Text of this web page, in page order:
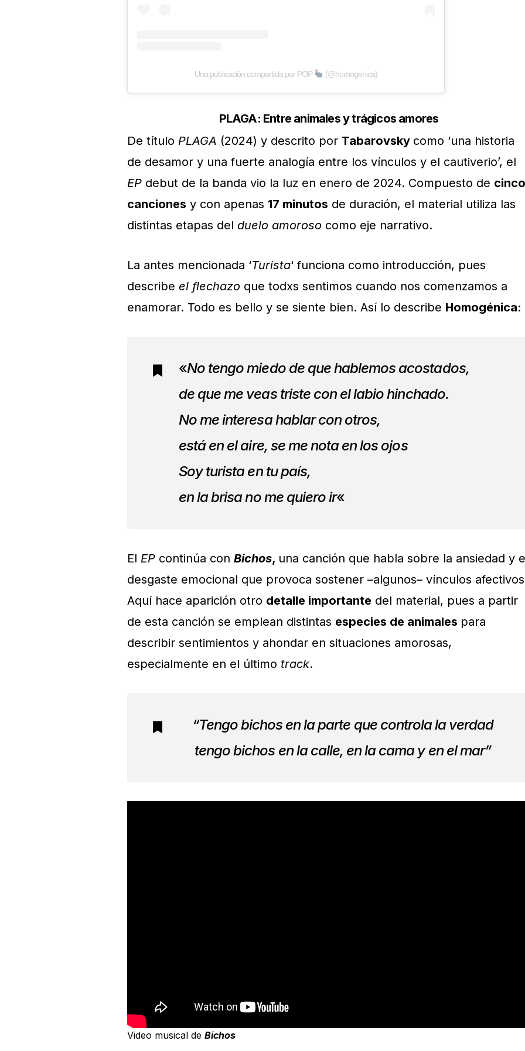
Una publicación compartida por POP (@homogenica)
PLAGA: Entre animales y trágicos amores
De título PLAGA (2024) y descrito por Tabarovsky como ‘una historia
de desamor y una fuerte analogía entre los vínculos y el cautiverio’, el
EP debut de la banda vio la luz en enero de 2024. Compuesto de cinco
canciones y con apenas 17 minutos de duración, el material utiliza las
distintas etapas del duelo amoroso como eje narrativo.
La antes mencionada ‘Turista‘ funciona como introducción, pues
describe el flechazo que todxs sentimos cuando nos comenzamos a
enamorar. Todo es bello y se siente bien. Así lo describe Homogénica:
«No tengo miedo de que hablemos acostados,
de que me veas triste con el labio hinchado.
No me interesa hablar con otros,
está en el aire, se me nota en los ojos
Soy turista en tu país,
en la brisa no me quiero ir«
El EP continúa con Bichos, una canción que habla sobre la ansiedad y
desgaste emocional que provoca sostener –algunos– vínculos
Aquí hace aparición otro detalle importante del material, pues a partir
de esta canción se emplean distintas especies de animales para
describir sentimientos y ahondar en situaciones amorosas,
especialmente en el último track.
“Tengo bichos en la parte que controla la verdad
tengo bichos en la calle, en la cama y en el mar”
Video musical de Bichos